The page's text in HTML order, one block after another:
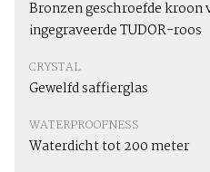
Bronzen geschroefde kroon
ingegraveerde TUDOR-roos
CRYSTAL
Gewelfd saffierglas
WATERPROOFNESS
Waterdicht tot 200 meter